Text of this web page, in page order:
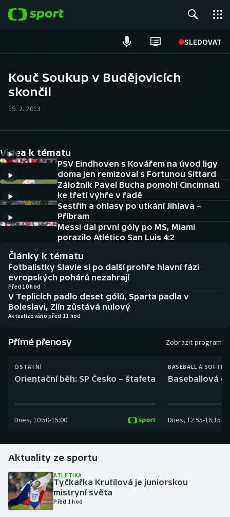
SLEDOVAT
Hokej
Cyklistika
DALŠÍ SPORTY
Americký fotbal
Baseball a softbal
Basketbal
Biatlon
Boby a skeleton
Box
Curling
Golf
Gymnastika
Házená
NEPŘEHLÉDNĚTE
Historické návraty
Aplikace ČT sport
AZ kvíz
Kouč Soukup v Budějovicích
skončil
19. 2. 2013
Videa k tématu
PSV Eindhoven s Kovářem na úvod ligy
doma jen remizoval s Fortunou Sittard
Záložník Pavel Bucha pomohl Cincinnati
ke třetí výhře v řadě
Sestřih a ohlasy po utkání Jihlava –
Příbram
Messi dal první góly po MS, Miami
porazilo Atlético San Luis 4:2
Články k tématu
Fotbalistky Slavie si po další prohře hlavní fázi
evropských pohárů nezahrají
Před 10 hod
V Teplicích padlo deset gólů, Sparta padla v
Boleslavi, Zlín zůstává nulový
Aktualizováno před 11 hod
Přímé přenosy Zobrazit program
OSTATNÍ
Orientační běh: SP Česko – štafeta
Dnes, 10:50-15:00
BASEBALL A
Baseballová
Dnes, 12:55-16:15
Aktuality ze sportu
ATLETIKA
Tyčkařka Krutilová je juniorskou
mistryní světa
Před 1 hod